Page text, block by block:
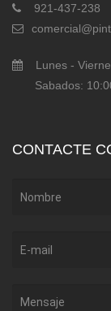
921-437-238
Lunes -
Sabados:
CONTACTE